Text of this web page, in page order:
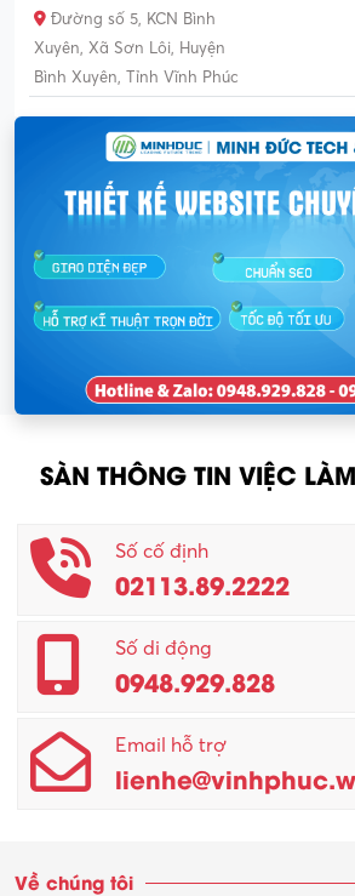
Đường số 5, KCN Bình
Xuyên, Xã Sơn Lôi, Huyện
Bình Xuyên, Tỉnh Vĩnh Phúc
SÀN THÔNG TIN VIỆC
Số cố định
02113.89.2222
Số di động
0948.929.828
Email hỗ trợ
Về chúng tôi